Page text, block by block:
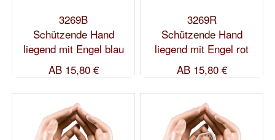
3269B
Schützende Hand
liegend mit Engel blau
AB15,80 €
3269R
Schützende Hand
liegend mit Engel rot
AB15,80 €